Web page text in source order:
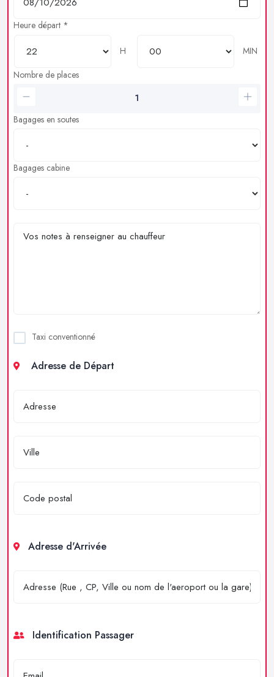
Heure départ *
H
MIN
Nombre de places
Bagages en soutes
Bagages cabine
Taxi conventionné
Adresse de Départ
Adresse d'Arrivée
Identification Passager